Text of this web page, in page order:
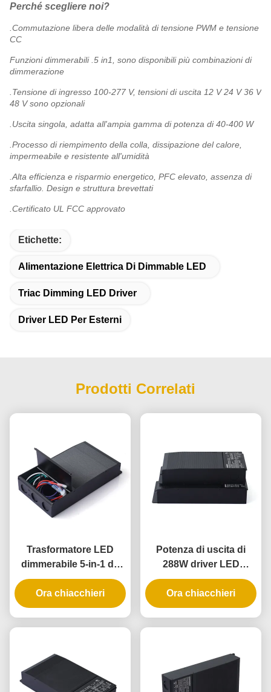
Perché scegliere noi?
.Commutazione libera delle modalità di tensione PWM e tensione
CC
Funzioni dimmerabili .5 in1, sono disponibili più combinazioni di
dimmerazione
.Tensione di ingresso 100-277 V, tensioni di uscita 12 V 24 V 36 V
48 V sono opzionali
.Uscita singola, adatta all'ampia gamma di potenza di 40-400 W
.Processo di riempimento della colla, dissipazione del calore,
impermeabile e resistente all'umidità
.Alta efficienza e risparmio energetico, PFC elevato, assenza di
sfarfallio. Design e struttura brevettati
.Certificato UL FCC approvato
Etichette:
Alimentazione Elettrica Di Dimmable LED
Triac Dimming LED Driver
Driver LED Per Esterni
Prodotti Correlati
Trasformatore LED
dimmerabile 5-in-1 da
192W con grado di
protezione IP65 per
applicazioni di
Ora chiacchieri
Potenza di uscita di
288W driver LED
dimming 5 in 1 con
classificazione IP65 per
applicazioni di
Ora chiacchieri